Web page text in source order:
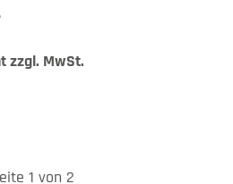
zzgl. MwSt.
1 von 2